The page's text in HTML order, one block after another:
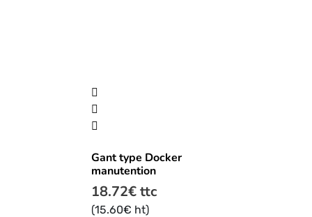
Ce
produit
a
variations.
Les
options
peuvent
Gant type Docker
manutention
18.72€ttc
(15.60€ ht)